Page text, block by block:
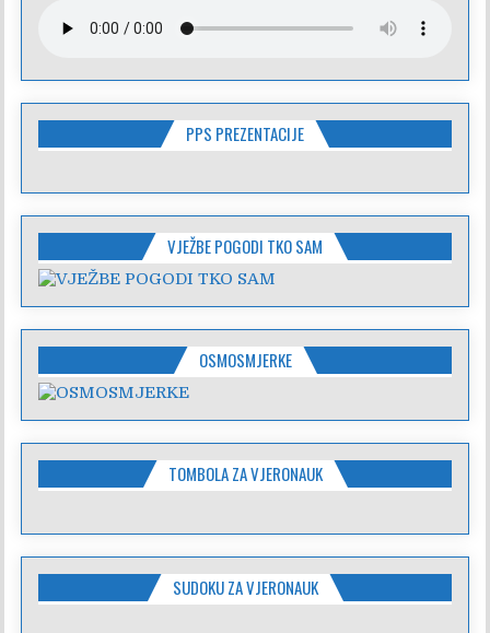
PPS PREZENTACIJE
VJEŽBE POGODI TKO SAM
OSMOSMJERKE
TOMBOLA ZA VJERONAUK
SUDOKU ZA VJERONAUK